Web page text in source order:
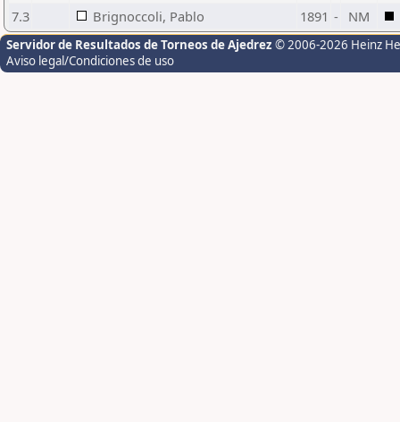
7.3
Brignoccoli, Pablo 1891 - NM
Servidor de Resultados de Torneos de Ajedrez © 2006-2026 Heinz
Aviso legal/Condiciones de uso